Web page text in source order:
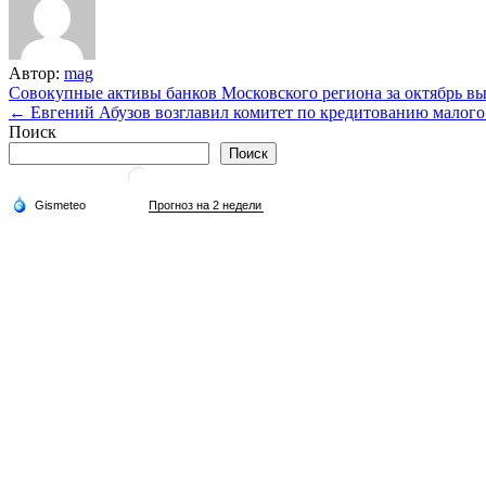
Автор: mag
Навигация
по
Совокупные активы банков Московского региона за октябрь
← ​Евгений Абузов возглавил комитет по кредитованию
Поиск
Поиск